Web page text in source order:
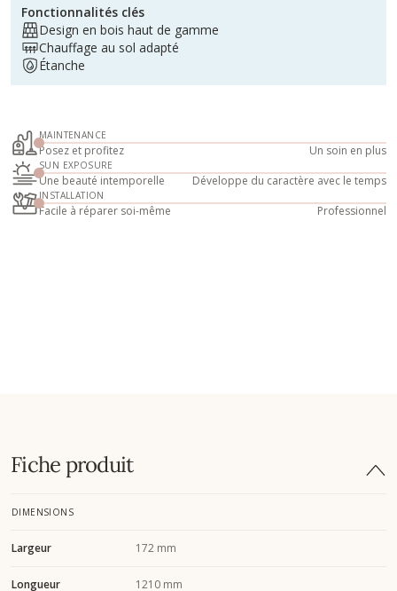
Fonctionnalités clés
Design en bois haut de gamme
Chauffage au sol adapté
Étanche
MAINTENANCE
Posez et profitez Un soin en plus
SUN EXPOSURE
Une beauté intemporelle Développe du caractère avec le temps
INSTALLATION
Facile à réparer soi-même Professionnel
Fiche produit
DIMENSIONS
Largeur 172 mm
Longueur 1210 mm